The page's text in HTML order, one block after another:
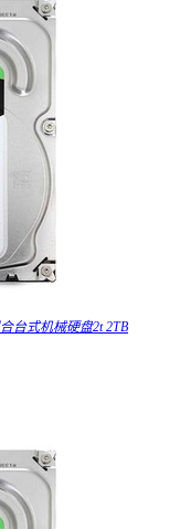
台式机械硬盘2t 2TB